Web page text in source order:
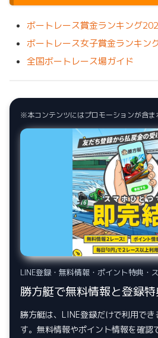
ボートレース賞金ランキング
ボートレース女子賞金ランキン
全国ボートレース場ガイド
※本コンテンツにはプロモーションが含ま
LINE登録・無料情報・ポイント特典・
勝方艇で無料情報と登録
勝方艇は、LINE登録だけで利用で
す。無料情報やポイント情報を確認